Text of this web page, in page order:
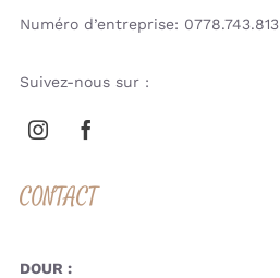
Numéro d’entreprise: 0778.743.813
Suivez-nous sur :
CONTACT
DOUR :